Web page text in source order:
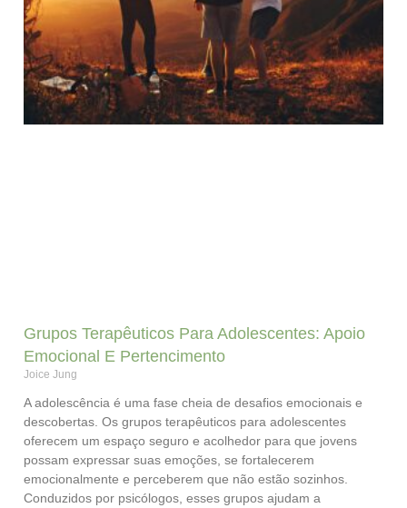
Grupos Terapêuticos Para Adolescentes: Apoio
Emocional E Pertencimento
Joice Jung
A adolescência é uma fase cheia de desafios emocionais e
descobertas. Os grupos terapêuticos para adolescentes
oferecem um espaço seguro e acolhedor para que jovens
possam expressar suas emoções, se fortalecerem
emocionalmente e perceberem que não estão sozinhos.
Conduzidos por psicólogos, esses grupos ajudam a